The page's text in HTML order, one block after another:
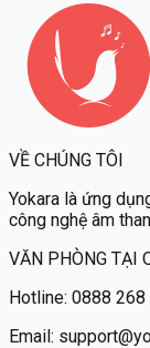
VỀ CHÚNG TÔI
Yokara là ứng
công nghệ âm
VĂN PHÒNG TẠI
Hotline: 0888 268
Email: